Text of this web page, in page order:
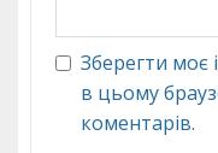
Зберегти моє
в цьому
коментарів.